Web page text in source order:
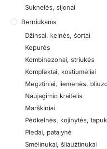
Suknelės, sijonai
Berniukams
Džinsai, kelnės, šortai
Kepurės
Kombinezonai, striukės
Komplektai, kostiumėliai
Megztiniai, liemenės,
Naujagimio kraitelis
Marškiniai
Pėdkelnės, kojinytės,
Pledai, patalynė
Smėlinukai, šliaužtinukai